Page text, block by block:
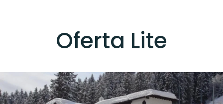
Oferta Lite